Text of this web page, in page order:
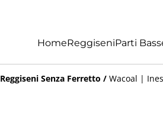
HomeReggiseniParti
Reggiseni Senza Ferretto / Wacoal |